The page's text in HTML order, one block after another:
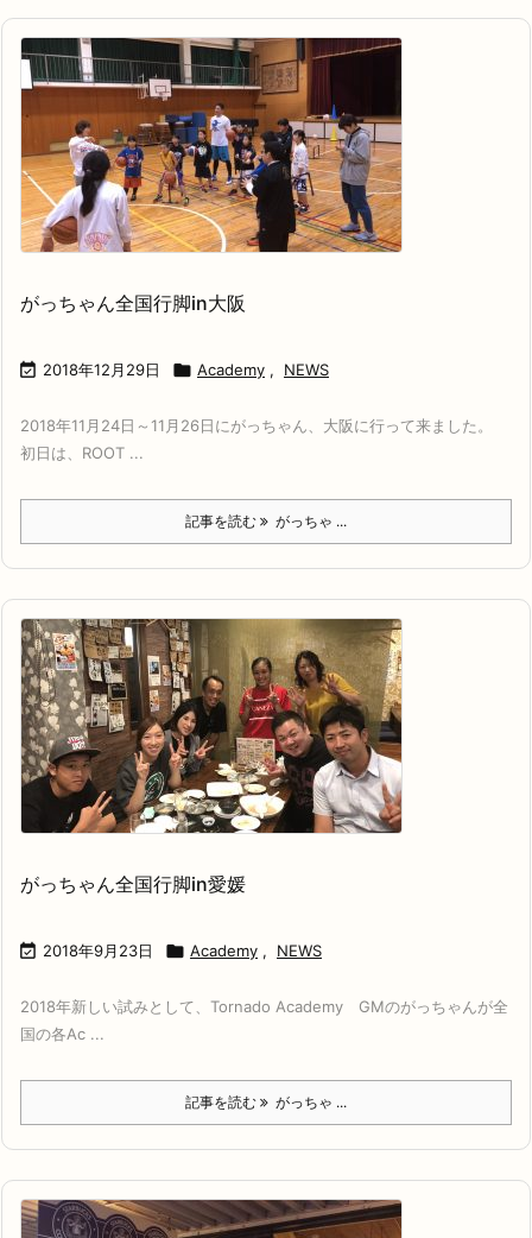
がっちゃん全国行脚in大阪
 2018年12月29日  Academy , NEWS
2018年11月24日～11月26日にがっちゃん、大阪に行って来ました。
初日は、ROOT ...
記事を読む がっちゃ ...
がっちゃん全国行脚in愛媛
 2018年9月23日  Academy , NEWS
2018年新しい試みとして、Tornado Academy GMのがっちゃんが全
国の各Ac ...
記事を読む がっちゃ ...